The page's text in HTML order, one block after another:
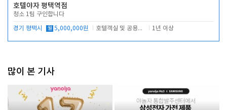
호텔야자 평택역점
청소 1팀 구인합니다
경기 평택시 월 5,000,000원 호텔객실 및 공용시설 청소 관리 1년 이상
많이 본 기사